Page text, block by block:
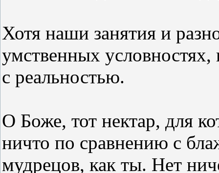
Хотя наши занятия и
умственных
с реальностью.
О Боже, тот нектар, для
ничто по сравнению с
мудрецов, как ты. Нет